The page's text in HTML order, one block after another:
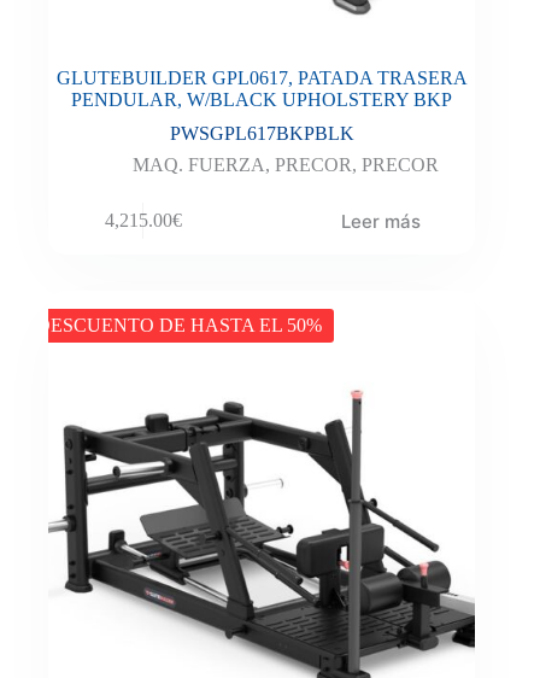
GLUTEBUILDER GPL0617, PATADA TRASERA
PENDULAR, W/BLACK UPHOLSTERY BKP
PWSGPL617BKPBLK
MAQ. FUERZA,PRECOR,PRECOR
4,215.00€ Leer más
DESCUENTO DE HASTA EL 50%